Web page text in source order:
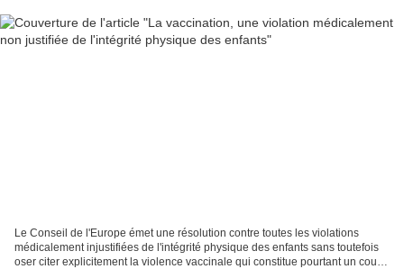
Le Conseil de l'Europe émet une résolution contre toutes les violations
médicalement injustifiées de l'intégrité physique des enfants sans toutefois
oser citer explicitement la violence vaccinale qui constitue pourtant un court-